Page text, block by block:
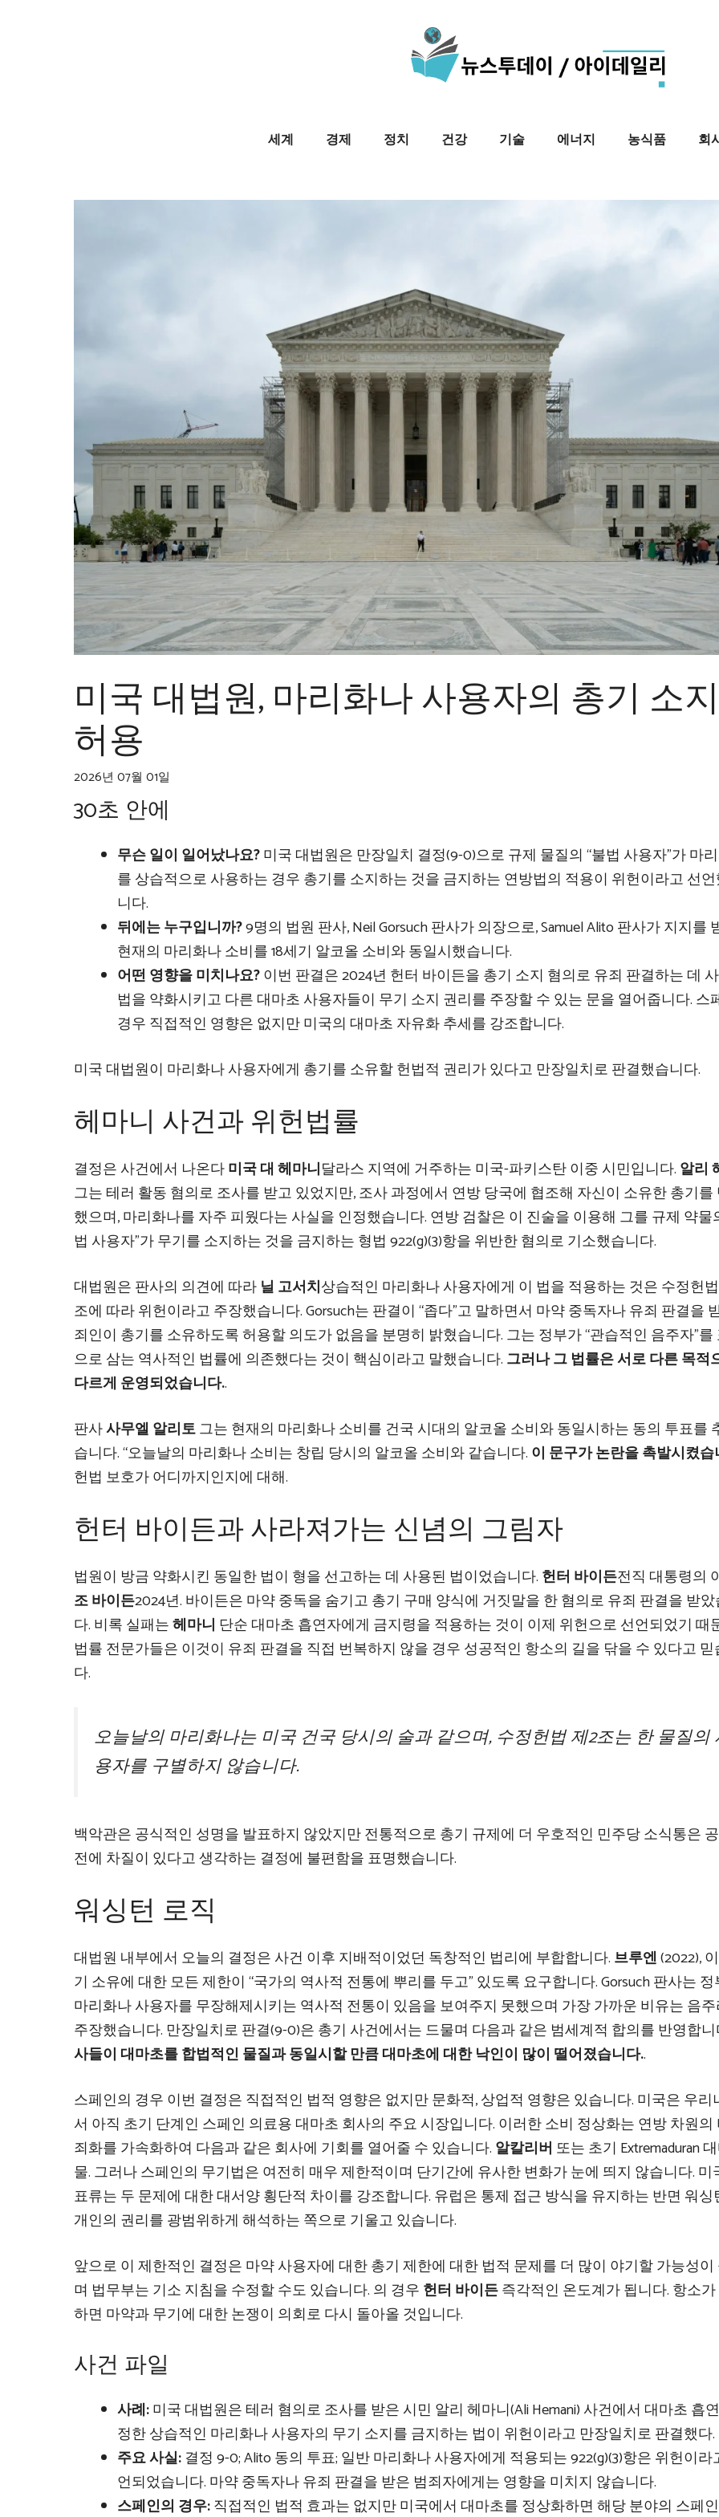
세계 경제 정치 건강 기술 에너지 농식품 회
미국 대법원, 마리화나 사용자의 총기 소지
허용
2026년 07월 01일
30초 안에
무슨 일이 일어났나요?미국 대법원은 만장일치 결정(9-0)으로 규제 물질의 “불법 사용자”가 마
를 상습적으로 사용하는 경우 총기를 소지하는 것을 금지하는 연방법의 적용이 위헌이라고 선
니다.
뒤에는 누구입니까?9명의 법원 판사, Neil Gorsuch 판사가 의장으로, Samuel Alito 판사가 지지를
현재의 마리화나 소비를 18세기 알코올 소비와 동일시했습니다.
어떤 영향을 미치나요?이번 판결은 2024년 헌터 바이든을 총기 소지 혐의로 유죄 판결하는 데
법을 약화시키고 다른 대마초 사용자들이 무기 소지 권리를 주장할 수 있는 문을 열어줍니다. 스
경우 직접적인 영향은 없지만 미국의 대마초 자유화 추세를 강조합니다.
미국 대법원이 마리화나 사용자에게 총기를 소유할 헌법적 권리가 있다고 만장일치로 판결했습니다.
헤마니 사건과 위헌법률
결정은 사건에서 나온다미국 대 헤마니달라스 지역에 거주하는 미국-파키스탄 이중 시민입니다. 알리
그는 테러 활동 혐의로 조사를 받고 있었지만, 조사 과정에서 연방 당국에 협조해 자신이 소유한 총기를
했으며, 마리화나를 자주 피웠다는 사실을 인정했습니다. 연방 검찰은 이 진술을 이용해 그를 규제 약물
법 사용자”가 무기를 소지하는 것을 금지하는 형법 922(g)(3)항을 위반한 혐의로 기소했습니다.
대법원은 판사의 의견에 따라 닐 고서치상습적인 마리화나 사용자에게 이 법을 적용하는 것은 수정헌
조에 따라 위헌이라고 주장했습니다. Gorsuch는 판결이 “좁다”고 말하면서 마약 중독자나 유죄 판결을
죄인이 총기를 소유하도록 허용할 의도가 없음을 분명히 밝혔습니다. 그는 정부가 “관습적인 음주자”를
으로 삼는 역사적인 법률에 의존했다는 것이 핵심이라고 말했습니다. 그러나 그 법률은 서로 다른 목적
다르게 운영되었습니다..
판사사무엘 알리토그는 현재의 마리화나 소비를 건국 시대의 알코올 소비와 동일시하는 동의 투표를
습니다. “오늘날의 마리화나 소비는 창립 당시의 알코올 소비와 같습니다. 이 문구가 논란을 촉발시켰
헌법 보호가 어디까지인지에 대해.
헌터 바이든과 사라져가는 신념의 그림자
법원이 방금 약화시킨 동일한 법이 형을 선고하는 데 사용된 법이었습니다. 헌터 바이든전직 대통령의
조 바이든2024년. 바이든은 마약 중독을 숨기고 총기 구매 양식에 거짓말을 한 혐의로 유죄 판결을 받았
다. 비록 실패는헤마니 단순 대마초 흡연자에게 금지령을 적용하는 것이 이제 위헌으로 선언되었기 때
법률 전문가들은 이것이 유죄 판결을 직접 번복하지 않을 경우 성공적인 항소의 길을 닦을 수 있다고 믿
다.
오늘날의 마리화나는 미국 건국 당시의 술과 같으며, 수정헌법 제2조는 한 물질의
용자를 구별하지 않습니다.
백악관은 공식적인 성명을 발표하지 않았지만 전통적으로 총기 규제에 더 우호적인 민주당 소식통은
전에 차질이 있다고 생각하는 결정에 불편함을 표명했습니다.
워싱턴 로직
대법원 내부에서 오늘의 결정은 사건 이후 지배적이었던 독창적인 법리에 부합합니다. 브루엔(2022),
기 소유에 대한 모든 제한이 “국가의 역사적 전통에 뿌리를 두고” 있도록 요구합니다. Gorsuch 판사는
마리화나 사용자를 무장해제시키는 역사적 전통이 있음을 보여주지 못했으며 가장 가까운 비유는 음
주장했습니다. 만장일치로 판결(9-0)은 총기 사건에서는 드물며 다음과 같은 범세계적 합의를 반영합니
사들이 대마초를 합법적인 물질과 동일시할 만큼 대마초에 대한 낙인이 많이 떨어졌습니다..
스페인의 경우 이번 결정은 직접적인 법적 영향은 없지만 문화적, 상업적 영향은 있습니다. 미국은 우리
서 아직 초기 단계인 스페인 의료용 대마초 회사의 주요 시장입니다. 이러한 소비 정상화는 연방 차원의
죄화를 가속화하여 다음과 같은 회사에 기회를 열어줄 수 있습니다. 알칼리버 또는 초기 Extremaduran
물. 그러나 스페인의 무기법은 여전히 ​​매우 제한적이며 단기간에 유사한 변화가 눈에 띄지 않습니다. 미
표류는 두 문제에 대한 대서양 횡단적 차이를 강조합니다. 유럽은 통제 접근 방식을 유지하는 반면 워싱
개인의 권리를 광범위하게 해석하는 쪽으로 기울고 있습니다.
앞으로 이 제한적인 결정은 마약 사용자에 대한 총기 제한에 대한 법적 문제를 더 많이 야기할 가능성이
며 법무부는 기소 지침을 수정할 수도 있습니다. 의 경우 헌터 바이든즉각적인 온도계가 됩니다. 항소
하면 마약과 무기에 대한 논쟁이 의회로 다시 돌아올 것입니다.
사건 파일
사례:미국 대법원은 테러 혐의로 조사를 받은 시민 알리 헤마니(Ali Hemani) 사건에서 대마초 흡
정한 상습적인 마리화나 사용자의 무기 소지를 금지하는 법이 위헌이라고 만장일치로 판결했다.
주요 사실: 결정 9-0; Alito 동의 투표; 일반 마리화나 사용자에게 적용되는 922(g)(3)항은 위헌이라
언되었습니다. 마약 중독자나 유죄 판결을 받은 범죄자에게는 영향을 미치지 않습니다.
스페인의 경우:직접적인 법적 효과는 없지만 미국에서 대마초를 정상화하면 해당 분야의 스페